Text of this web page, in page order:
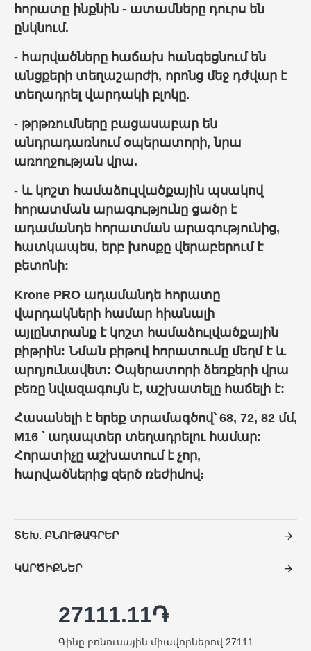
հորատը ինքնին - ատամները դուրս են
ընկնում.
- հարվածները հաճախ հանգեցնում են
անցքերի տեղաշարժի, որոնց մեջ դժվար է
տեղադրել վարդակի բլոկը.
- թրթռումները բացասաբար են
անդրադառնում օպերատորի, նրա
առողջության վրա.
- և կոշտ համաձուլվածքային պսակով
հորատման արագությունը ցածր է
ադամանդե հորատման արագությունից,
հատկապես, երբ խոսքը վերաբերում է
բետոնի:
Krone PRO ադամանդե հորատը
վարդակների համար հիանալի
այլընտրանք է կոշտ համաձուլվածքային
բիթրին: Նման բիթով հորատումը մեղմ է և
արդյունավետ: Օպերատորի ձեռքերի վրա
բեռը նվազագույն է, աշխատելը հաճելի է:
Հասանելի է երեք տրամագծով՝ 68, 72, 82 մմ,
M16 ՝ ադապտեր տեղադրելու համար:
Հորատիչը աշխատում է չոր,
հարվածներից զերծ ռեժիմով։
ՏԵԽ. ԲՆՈՒԹԱԳՐԵՐ
ԿԱՐԾԻՔՆԵՐ
27111.11֏
Գինը բոնուսային միավորներով 27111